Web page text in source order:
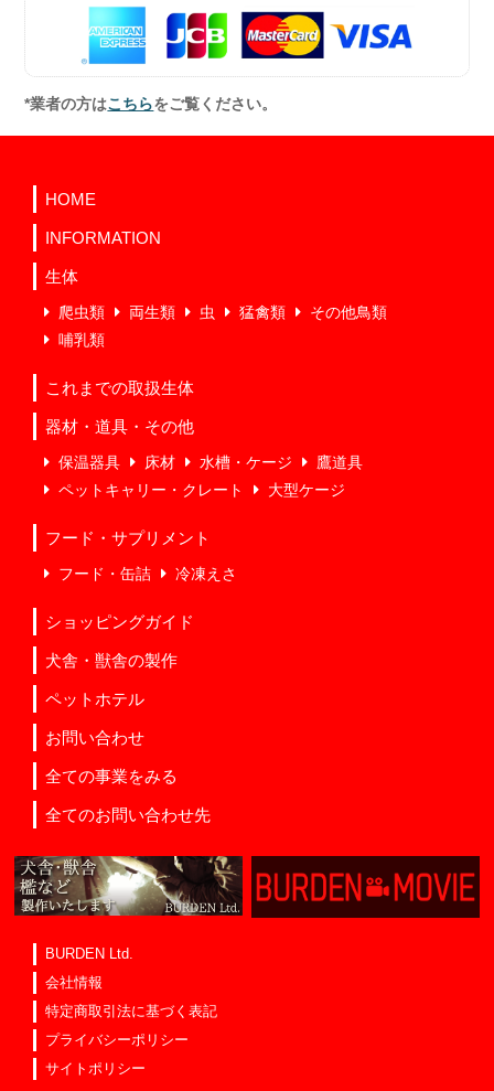
*業者の方はこちらをご覧ください。
HOME
INFORMATION
生体
爬虫類 両生類 虫 猛禽類
その他鳥類
哺乳類
これまでの取扱生体
器材・道具・その他
保温器具 床材 水槽・ケージ
鷹道具
ペットキャリー・クレート
大型ケージ
フード・サプリメント
フード・缶詰 冷凍えさ
ショッピングガイド
犬舎・獣舎の製作
ペットホテル
お問い合わせ
全ての事業をみる
全てのお問い合わせ先
BURDEN Ltd.
会社情報
特定商取引法に基づく表記
プライバシーポリシー
サイトポリシー